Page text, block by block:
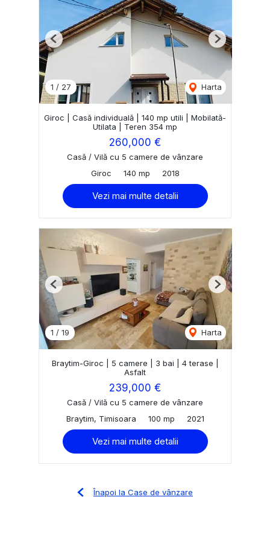
1 / 27 Harta
Previous Next
Giroc | Casă individuală | 140 mp utili | Mobilată-
Utilata | Teren 354 mp
260,000 €
Casă / Vilă cu 5 camere de vânzare
Giroc
140 mp 2018
Vezi mai multe detalii
1 / 19 Harta
Previous Next
Braytim-Giroc | 5 camere | 3 bai | 4 terase |
Asfalt
239,000 €
Casă / Vilă cu 5 camere de vânzare
Braytim, Timisoara
100 mp 2021
Vezi mai multe detalii
Înapoi la Case de vânzare